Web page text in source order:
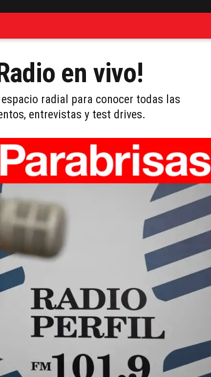
en vivo!
radial para conocer todas las
entrevistas y test drives.